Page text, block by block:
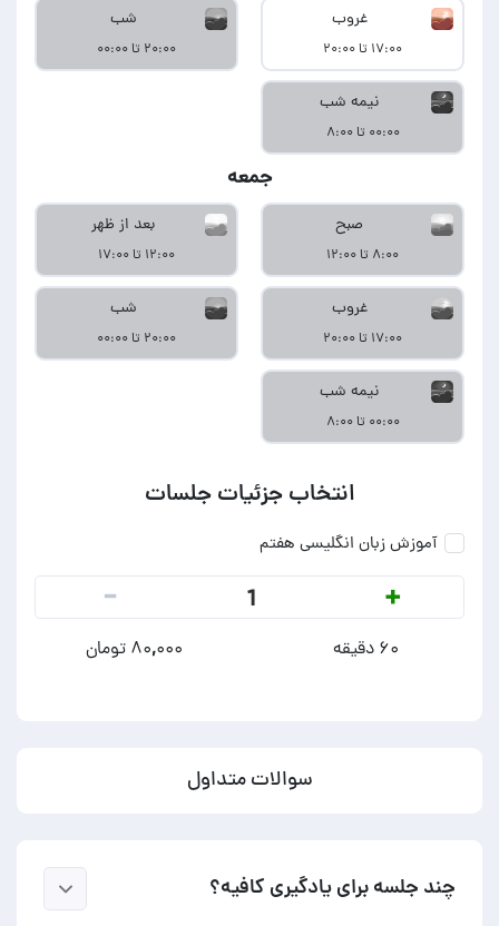
غروب
۱۷:۰۰ تا ۲۰:۰۰
شب
۲۰:۰۰ تا ۰۰:۰۰
نیمه شب
۰۰:۰۰ تا ۸:۰۰
جمعه
صبح
۸:۰۰ تا ۱۲:۰۰
بعد از ظهر
۱۲:۰۰ تا ۱۷:۰۰
غروب
۱۷:۰۰ تا ۲۰:۰۰
شب
۲۰:۰۰ تا ۰۰:۰۰
نیمه شب
۰۰:۰۰ تا ۸:۰۰
انتخاب جزئیات جلسات
آموزش زبان انگلیسی هفتم
+
1
-
۶۰ دقیقه ۸۰,۰۰۰ تومان
سوالات متداول
چند جلسه برای یادگیری کافیه؟